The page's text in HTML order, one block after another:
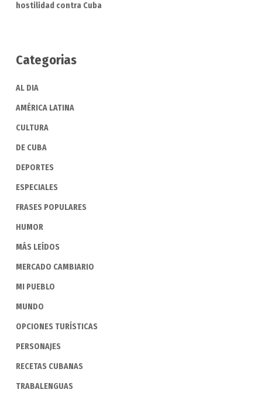
hostilidad contra Cuba
Categorias
AL DIA
AMÉRICA LATINA
CULTURA
DE CUBA
DEPORTES
ESPECIALES
FRASES POPULARES
HUMOR
MÁS LEÍDOS
MERCADO CAMBIARIO
MI PUEBLO
MUNDO
OPCIONES TURÍSTICAS
PERSONAJES
RECETAS CUBANAS
TRABALENGUAS